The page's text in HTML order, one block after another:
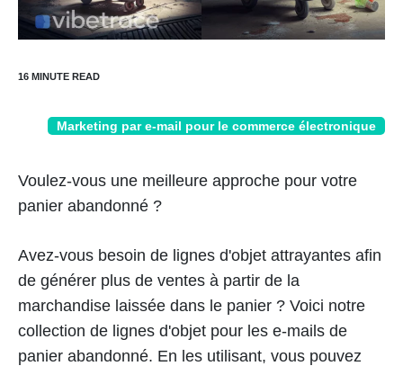
Marketing par e-mail pour le commerce électronique
Voulez-vous une meilleure approche pour votre
panier abandonné ?
Avez-vous besoin de lignes d'objet attrayantes afin
de générer plus de ventes à partir de la
marchandise laissée dans le panier ? Voici notre
collection de lignes d'objet pour les e-mails de
panier abandonné. En les utilisant, vous pouvez